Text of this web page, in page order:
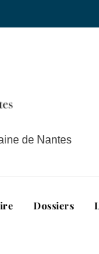
de Nantes
Dossiers